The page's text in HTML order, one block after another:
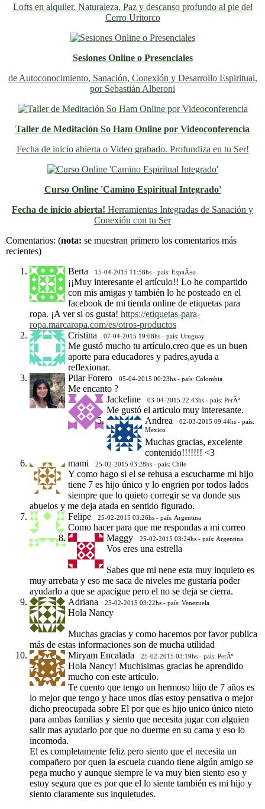
Lofts en alquiler. Naturaleza, Paz y descanso profundo al pie del
Cerro Uritorco
Sesiones Online o Presenciales
de Autoconocimiento, Sanación, Conexión y Desarrollo Espiritual,
por Sebastián Alberoni
Taller de Meditación So Ham Online por Videoconferencia
Fecha de inicio abierta o Video grabado. Profundiza en tu Ser!
Curso Online 'Camino Espiritual Integrado'
Fecha de inicio abierta! Herramientas Integradas de Sanación y
Conexión con tu Ser
Previo
Siguiente
Comentarios: (nota: se muestran primero los comentarios más
recientes)
Berta
15-04-2015 11:58hs - país: EspaÃ±a
¡¡Muy interesante el artículo!! Lo he compartido
con mis amigas y también lo he posteado en el
facebook de mi tienda online de etiquetas para
ropa. ¡A ver si os gusta! https://etiquetas-para-
ropa.marcaropa.com/es/otros-productos
Cristina
07-04-2015 19:08hs - país: Uruguay
Me gustó mucho tu artículo,creo que es un buen
aporte para educadores y padres,ayuda a
reflexionar.
Pilar Forero
05-04-2015 00:23hs - país: Colombia
Me encanto ?
Jackeline
03-04-2015 22:43hs - país: PerÃº
Me gustó el articulo muy interesante.
Andrea
02-03-2015 09:44hs - país:
Mexico
Muchas gracias, excelente
contenido!!!!!!! <3
mami
25-02-2015 03:28hs - país: Chile
Y como hago si el se rehusa a escucharme mi hijo
tiene 7 es hijo único y lo engrien por todos lados
siempre que lo quieto corregir se va donde sus
abuelos y me deja atada en sentido figurado.
Felipe
25-02-2015 03:26hs - país: Argentina
Como hacer para que me respondas a mi correo
Maggy
25-02-2015 03:24hs - país: Argentina
Vos eres una estrella
Sabes que mi nene esta muy inquieto es
muy arrebata y eso me saca de niveles me gustaría poder
ayudarlo a que se apacigue pero el no se deja se cierra.
Adriana
25-02-2015 03:22hs - país: Venezuela
Hola Nancy
Muchas gracias y como hacemos por favor publica
más de estas informaciones son de mucha utilidad
Miryam Encalada
25-02-2015 03:19hs - país: PerÃº
Hola Nancy! Muchisimas gracias he aprendido
mucho con este artículo.
Te cuento que tengo un hermoso hijo de 7 años es
lo mejor que tengo y hace unos días estoy pensativa o mejor
dicho preocupada sobre El por que es hijo unico único nieto
para ambas familias y siento que necesita jugar con alguien
salir mas ayudarlo por que no duerme en su cama y eso lo
incomoda.
El es completamente feliz pero siento que el necesita un
compañero por quen la escuela cuando tiene algún amigo se
pega mucho y aunque siempre le va muy bien siento eso y
estoy segura que es por que el lo siente también es mi hijo y
siento claramente sus inquietudes.